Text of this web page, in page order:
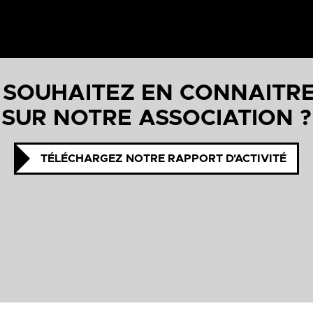
EN
SUR NOTRE ASSOCIATION ?
TÉLÉCHARGEZ NOTRE RAPPORT D'ACTIVITÉ